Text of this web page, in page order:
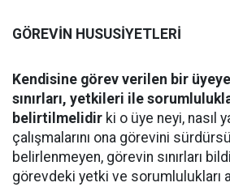
GÖREVİN HUSUSİYETLERİ
Kendisine görev verilen bir
sınırları, yetkileri ile
belirtilmelidir ki o üye neyi, nasıl
çalışmalarını ona görevini
belirlenmeyen, görevin sınırları
görevdeki yetki ve sorumlulukları